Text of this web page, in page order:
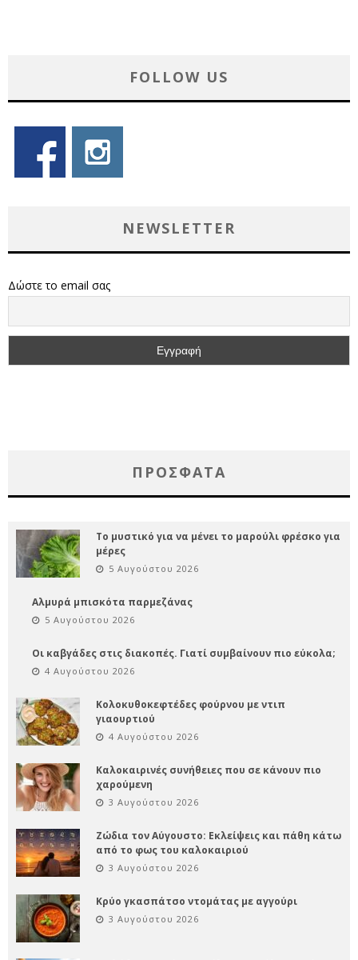
FOLLOW US
NEWSLETTER
Δώστε το email σας
ΠΡΌΣΦΑΤΑ
Το μυστικό για να μένει το μαρούλι φρέσκο για
μέρες
5 Αυγούστου 2026
Αλμυρά μπισκότα παρμεζάνας
5 Αυγούστου 2026
Οι καβγάδες στις διακοπές. Γιατί συμβαίνουν πιο εύκολα;
4 Αυγούστου 2026
Κολοκυθοκεφτέδες φούρνου με ντιπ
γιαουρτιού
4 Αυγούστου 2026
Καλοκαιρινές συνήθειες που σε κάνουν πιο
χαρούμενη
3 Αυγούστου 2026
Ζώδια τον Αύγουστο: Εκλείψεις και πάθη κάτω
από το φως του καλοκαιριού
3 Αυγούστου 2026
Κρύο γκασπάτσο ντομάτας με αγγούρι
3 Αυγούστου 2026